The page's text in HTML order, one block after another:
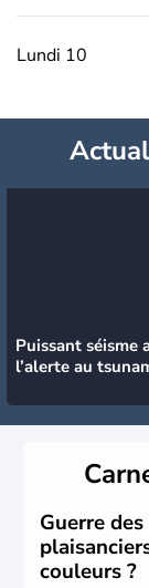
Lundi 10
Puissant séisme
l’alerte au
Guerre
couleurs ?